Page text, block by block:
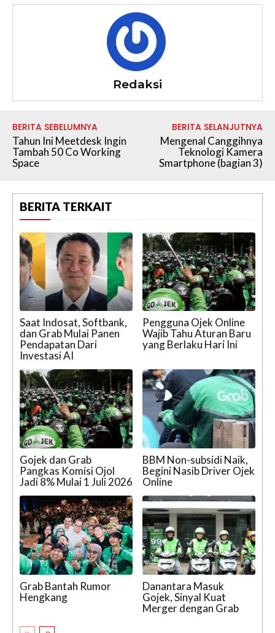
Redaksi
BERITA SEBELUMNYA
Tahun Ini Meetdesk Ingin
Tambah 50 Co Working
Space
BERITA SELANJUTNYA
Mengenal Canggihnya
Teknologi Kamera
Smartphone (bagian 3)
BERITA TERKAIT
Saat Indosat, Softbank,
dan Grab Mulai Panen
Pendapatan Dari
Investasi AI
Pengguna Ojek Online
Wajib Tahu Aturan Baru
yang Berlaku Hari Ini
Gojek dan Grab
Pangkas Komisi Ojol
Jadi 8% Mulai 1 Juli 2026
BBM Non-subsidi Naik,
Begini Nasib Driver Ojek
Online
Grab Bantah Rumor
Hengkang
Danantara Masuk
Gojek, Sinyal Kuat
Merger dengan Grab